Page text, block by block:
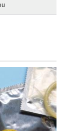
trazim puno